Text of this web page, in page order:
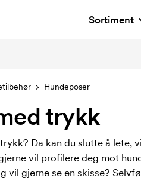
Sortiment
Hundeposer
trykk
Da kan du slutte å
vil profilere deg mot
vil gjerne se en skisse?